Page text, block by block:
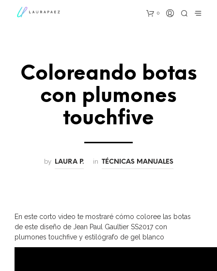
0
Coloreando botas
con plumones
touchfive
by LAURA P. in TÉCNICAS MANUALES
En este corto video te mostraré cómo coloree las botas
de este diseño de Jean Paul Gaultier SS2017 con
plumones touchfive y estilógrafo de gel blanco